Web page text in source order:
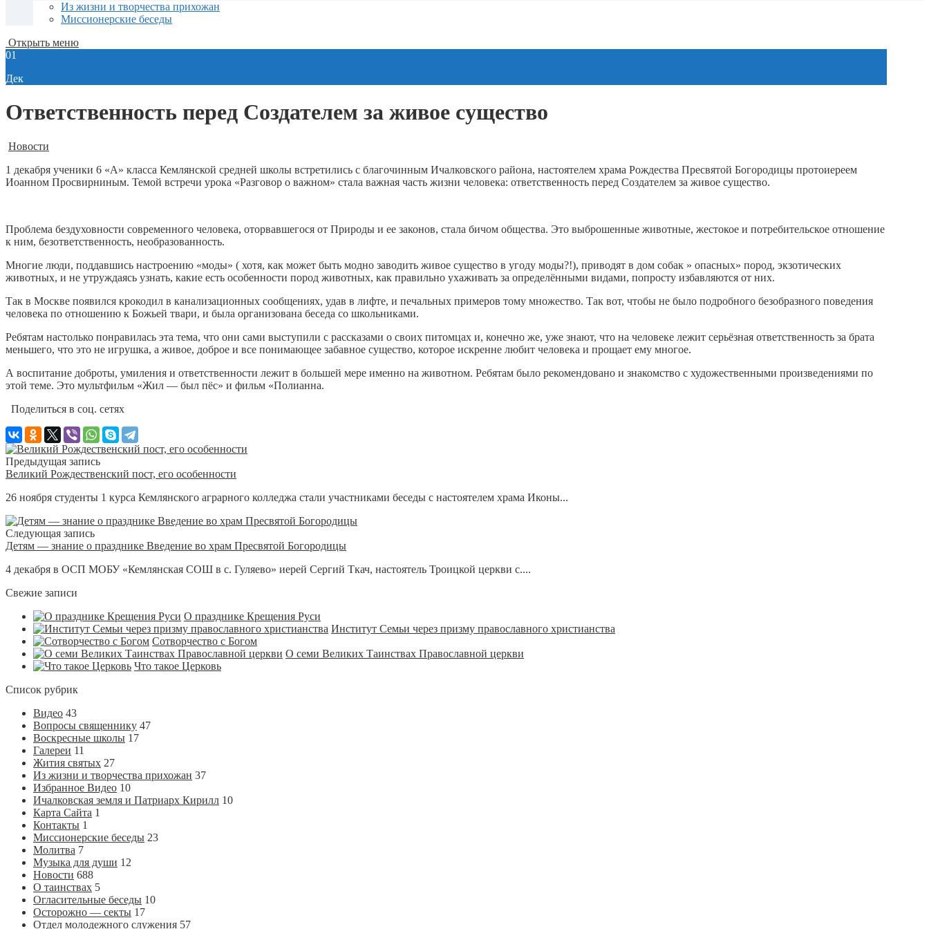
Из жизни и творчества прихожан
Миссионерские беседы
Открыть меню
01
Дек
Ответственность перед Создателем за живое существо
Новости
1 декабря ученики 6 «А» класса Кемлянской средней школы встретились с благочинным Ичалковского района, настоятелем храма Рождества Пресвятой Богородицы протоиереем
Иоанном Просвирниным. Темой встречи урока «Разговор о важном» стала важная часть жизни человека: ответственность перед Создателем за живое существо.
Проблема бездуховности современного человека, оторвавшегося от Природы и ее законов, стала бичом общества. Это выброшенные животные, жестокое и потребительское отношение
к ним, безответственность, необразованность.
Многие люди, поддавшись настроению «моды» ( хотя, как может быть модно заводить живое существо в угоду моды?!), приводят в дом собак » опасных» пород, экзотических
животных, и не утруждаясь узнать, какие есть особенности пород животных, как правильно ухаживать за определёнными видами, попросту избавляются от них.
Так в Москве появился крокодил в канализационных сообщениях, удав в лифте, и печальных примеров тому множество. Так вот, чтобы не было подробного безобразного поведения
человека по отношению к Божьей твари, и была организована беседа со школьниками.
Ребятам настолько понравилась эта тема, что они сами выступили с рассказами о своих питомцах и, конечно же, уже знают, что на человеке лежит серьёзная ответственность за брата
меньшего, что это не игрушка, а живое, доброе и все понимающее забавное существо, которое искренне любит человека и прощает ему многое.
А воспитание доброты, умиления и ответственности лежит в большей мере именно на животном. Ребятам было рекомендовано и знакомство с художественными произведениями по
этой теме. Это мультфильм «Жил — был пёс» и фильм «Полианна.
Поделиться в соц. сетях
Предыдущая запись
Великий Рождественский пост, его особенности
26 ноября студенты 1 курса Кемлянского аграрного колледжа стали участниками беседы с настоятелем храма Иконы...
Следующая запись
Детям — знание о празднике Введение во храм Пресвятой Богородицы
4 декабря в ОСП МОБУ «Кемлянская СОШ в с. Гуляево» иерей Сергий Ткач, настоятель Троицкой церкви с....
Свежие записи
О празднике Крещения Руси
Институт Семьи через призму православного христианства
Сотворчество с Богом
О семи Великих Таинствах Православной церкви
Что такое Церковь
Список рубрик
Видео 43
Вопросы священнику 47
Воскресные школы 17
Галереи 11
Жития святых 27
Из жизни и творчества прихожан 37
Избранное Видео 10
Ичалковская земля и Патриарх Кирилл 10
Карта Сайта 1
Контакты 1
Миссионерские беседы 23
Молитва 7
Музыка для души 12
Новости 688
О таинствах 5
Огласительные беседы 10
Осторожно — секты 17
Отдел молодежного служения 57